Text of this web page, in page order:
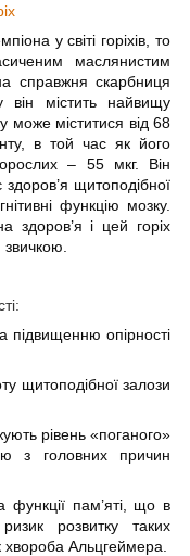
у світі горіхів, то
маслянистим
справжня скарбниця
він містить найвищу
може міститися від 68
в той час як його
– 55 мкг. Він
здоров’я щитоподібної
функцію мозку.
здоров’я і цей горіх
підвищенню опірності
щитоподібної залози
рівень «поганого»
з головних причин
функції пам’яті, що в
розвитку таких
Альцгеймера.